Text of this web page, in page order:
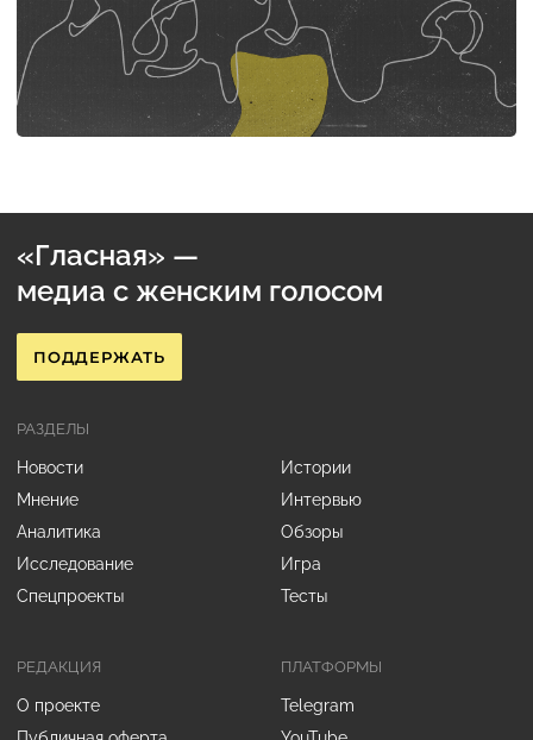
«Гласная» —
медиа с женским голосом
ПОДДЕРЖАТЬ
РЕДАКЦИЯ
О проекте
РАЗДЕЛЫ
Новости
Истории
Мнение
Интервью
Аналитика
Обзоры
Исследование
Игра
Спецпроекты
Тесты
ПЛАТФОРМЫ
Telegram